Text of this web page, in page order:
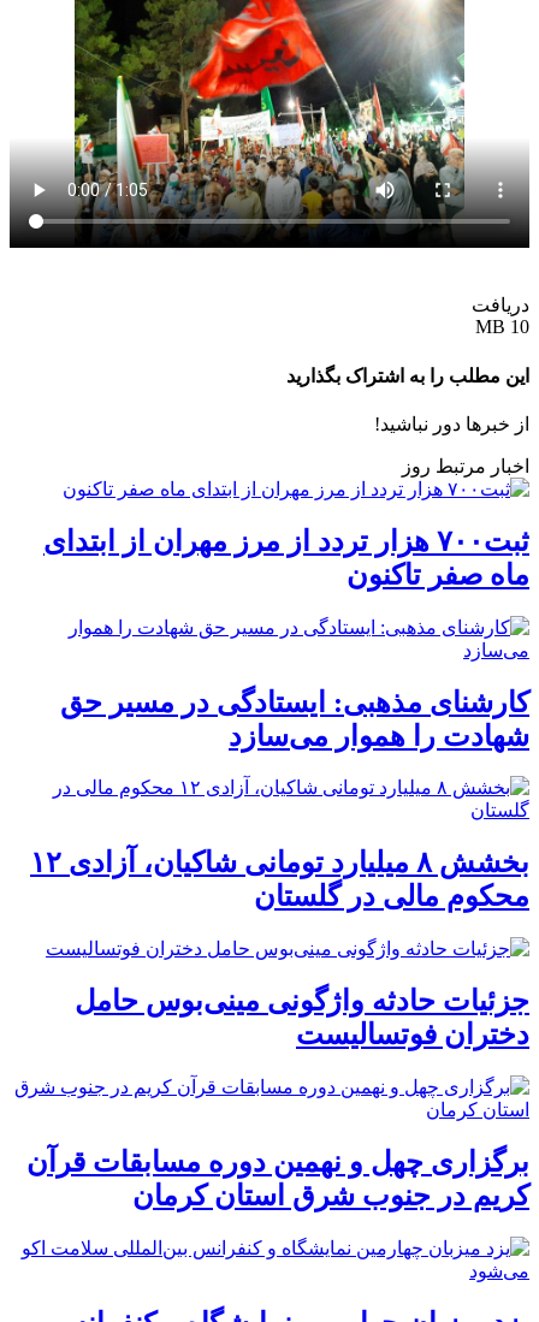
دریافت
10 MB
این مطلب را به اشتراک بگذارید
از خبرها دور نباشید!
اخبار مرتبط روز
ثبت۷۰۰ هزار تردد از مرز مهران از ابتدای
ماه صفر تاکنون
کارشنای مذهبی: ایستادگی در مسیر حق
شهادت را هموار می‌سازد
بخشش ۸ میلیارد تومانی شاکیان، آزادی ۱۲
محکوم مالی در گلستان
جزئیات حادثه واژگونی مینی‌بوس حامل
دختران فوتسالیست
برگزاری چهل و نهمین دوره مسابقات قرآن
کریم در جنوب شرق استان کرمان